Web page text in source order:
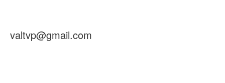
valtvp@gmail.com